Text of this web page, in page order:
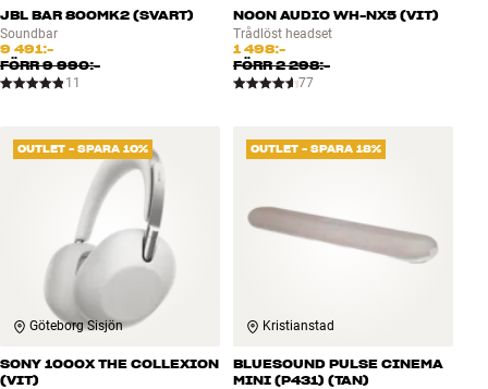
JBL BAR 800MK2 (SVART)
Soundbar
9 491:-
FÖRR9 990:-
11
NOON AUDIO WH-NX5 (VIT)
Trådlöst headset
1 498:-
FÖRR2 298:-
77
OUTLET - SPARA 10%
Göteborg Sisjön
SONY 1000X THE COLLEXION
(VIT)
OUTLET - SPARA 18%
Kristianstad
BLUESOUND PULSE CINEMA
MINI (P431) (TAN)